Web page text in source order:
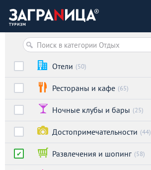
Отели (50)
Рестораны и кафе (65)
Ночные клубы и бары (25)
Достопримечательности (44)
Развлечения и шопинг (58)